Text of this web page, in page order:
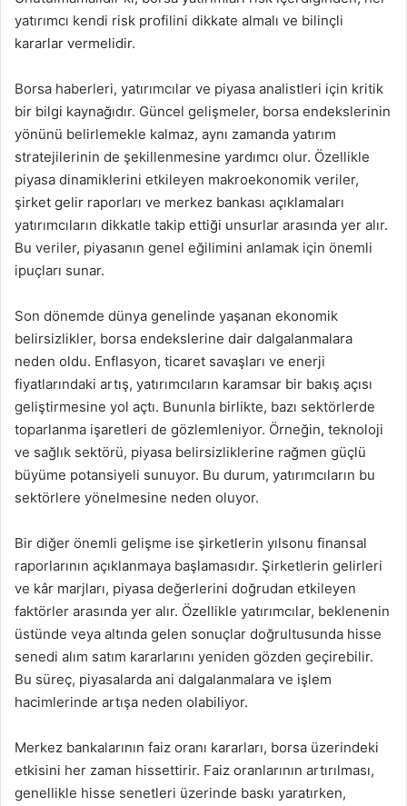
yatırımcı kendi risk profilini dikkate almalı ve bilinçli
kararlar vermelidir.
Borsa haberleri, yatırımcılar ve piyasa analistleri için kritik
bir bilgi kaynağıdır. Güncel gelişmeler, borsa endekslerinin
yönünü belirlemekle kalmaz, aynı zamanda yatırım
stratejilerinin de şekillenmesine yardımcı olur. Özellikle
piyasa dinamiklerini etkileyen makroekonomik veriler,
şirket gelir raporları ve merkez bankası açıklamaları
yatırımcıların dikkatle takip ettiği unsurlar arasında yer alır.
Bu veriler, piyasanın genel eğilimini anlamak için önemli
ipuçları sunar.
Son dönemde dünya genelinde yaşanan ekonomik
belirsizlikler, borsa endekslerine dair dalgalanmalara
neden oldu. Enflasyon, ticaret savaşları ve enerji
fiyatlarındaki artış, yatırımcıların karamsar bir bakış açısı
geliştirmesine yol açtı. Bununla birlikte, bazı sektörlerde
toparlanma işaretleri de gözlemleniyor. Örneğin, teknoloji
ve sağlık sektörü, piyasa belirsizliklerine rağmen güçlü
büyüme potansiyeli sunuyor. Bu durum, yatırımcıların bu
sektörlere yönelmesine neden oluyor.
Bir diğer önemli gelişme ise şirketlerin yılsonu finansal
raporlarının açıklanmaya başlamasıdır. Şirketlerin gelirleri
ve kâr marjları, piyasa değerlerini doğrudan etkileyen
faktörler arasında yer alır. Özellikle yatırımcılar, beklenenin
üstünde veya altında gelen sonuçlar doğrultusunda hisse
senedi alım satım kararlarını yeniden gözden geçirebilir.
Bu süreç, piyasalarda ani dalgalanmalara ve işlem
hacimlerinde artışa neden olabiliyor.
Merkez bankalarının faiz oranı kararları, borsa üzerindeki
etkisini her zaman hissettirir. Faiz oranlarının artırılması,
genellikle hisse senetleri üzerinde baskı yaratırken,